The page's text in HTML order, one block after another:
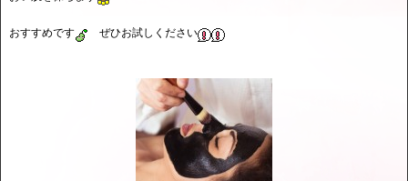
おすすめです ぜひお試しください